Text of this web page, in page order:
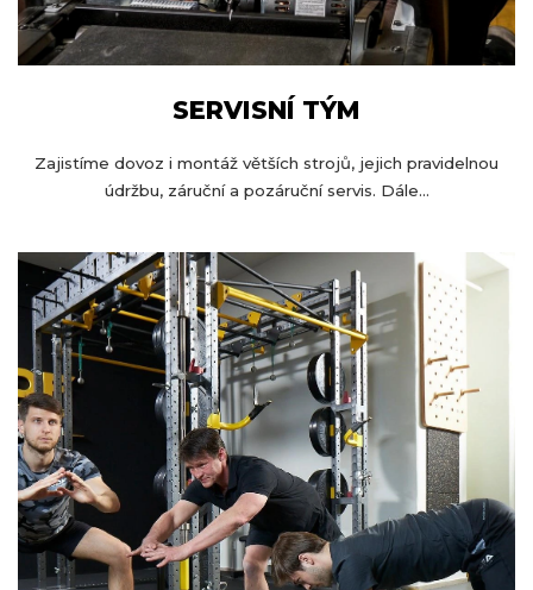
SERVISNÍ TÝM
Zajistíme dovoz i montáž větších strojů, jejich pravidelnou
údržbu, záruční a pozáruční servis. Dále...